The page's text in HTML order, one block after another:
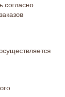
согласно